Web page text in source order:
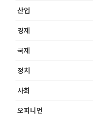
산업
경제
국제
정치
사회
오피니언